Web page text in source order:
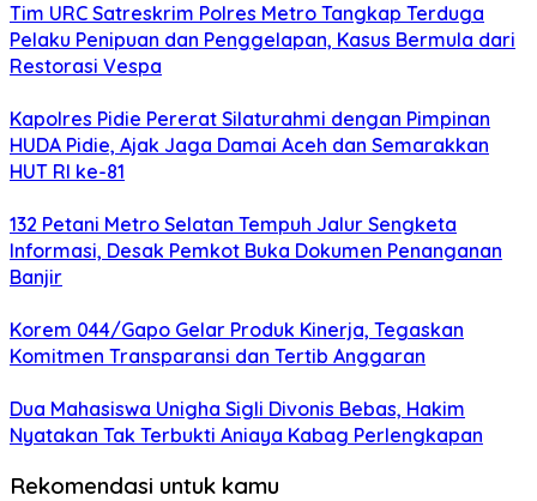
Tim URC Satreskrim Polres Metro Tangkap Terduga
Pelaku Penipuan dan Penggelapan, Kasus Bermula dari
Restorasi Vespa
Kapolres Pidie Pererat Silaturahmi dengan Pimpinan
HUDA Pidie, Ajak Jaga Damai Aceh dan Semarakkan
HUT RI ke-81
132 Petani Metro Selatan Tempuh Jalur Sengketa
Informasi, Desak Pemkot Buka Dokumen Penanganan
Banjir
Korem 044/Gapo Gelar Produk Kinerja, Tegaskan
Komitmen Transparansi dan Tertib Anggaran
Dua Mahasiswa Unigha Sigli Divonis Bebas, Hakim
Nyatakan Tak Terbukti Aniaya Kabag Perlengkapan
Rekomendasi untuk kamu